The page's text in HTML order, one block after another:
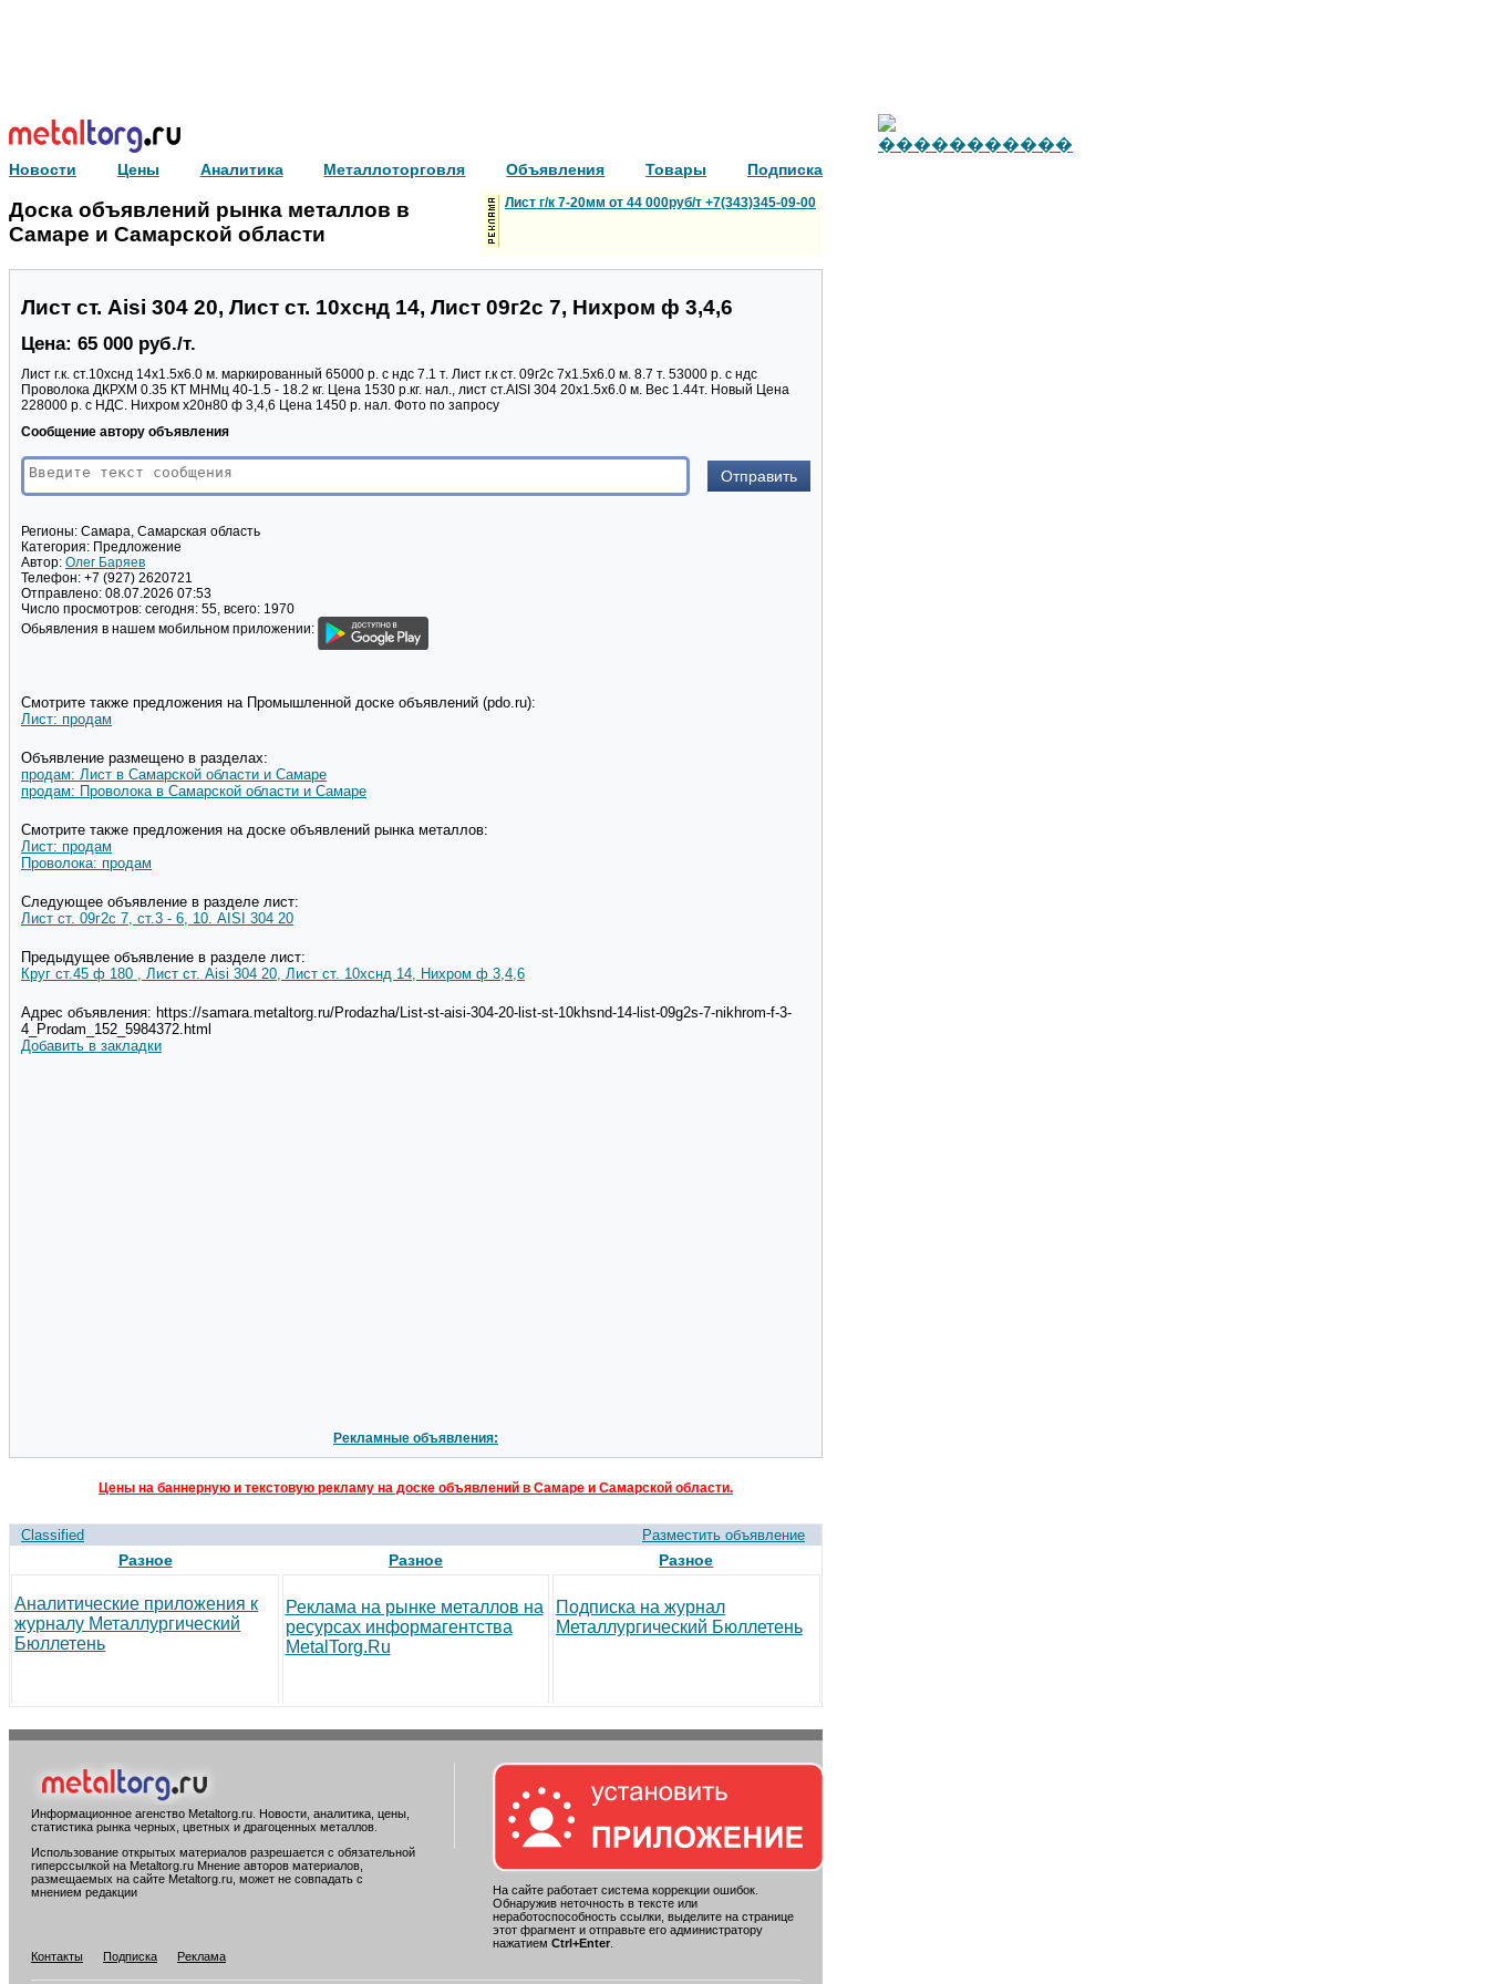
Новости Цены Аналитика Металлоторговля Объявления Товары Подписка
Доска объявлений рынка металлов в
Самаре и Самарской области
Лист г/к 7-20мм от 44 000руб/т +7(343)345-09-00
Лист ст. Aisi 304 20, Лист ст. 10хснд 14, Лист 09г2с 7, Нихром ф 3,4,6
Цена: 65 000 руб./т.
Лист г.к. ст.10хснд 14х1.5х6.0 м. маркированный 65000 р. с ндс 7.1 т. Лист г.к ст. 09г2с 7х1.5х6.0 м. 8.7 т. 53000 р. с ндс
Проволока ДКРХМ 0.35 КТ МНМц 40-1.5 - 18.2 кг. Цена 1530 р.кг. нал., лист ст.AISI 304 20х1.5х6.0 м. Вес 1.44т. Новый Цена
228000 р. с НДС. Нихром х20н80 ф 3,4,6 Цена 1450 р. нал. Фото по запросу
Сообщение автору объявления
Регионы: Самара, Самарская область
Категория: Предложение
Автор: Олег Баряев
Телефон: +7 (927) 2620721
Отправлено: 08.07.2026 07:53
Число просмотров: сегодня: 55, всего: 1970
Обьявления в нашем мобильном приложении:
Смотрите также предложения на Промышленной доске объявлений (pdo.ru):
Лист: продам
Объявление размещено в разделах:
продам: Лист в Самарской области и Самаре
продам: Проволока в Самарской области и Самаре
Смотрите также предложения на доске объявлений рынка металлов:
Лист: продам
Проволока: продам
Следующее объявление в разделе лист:
Лист ст. 09г2с 7, ст.3 - 6, 10. AISI 304 20
Предыдущее объявление в разделе лист:
Круг ст.45 ф 180 , Лист ст. Aisi 304 20, Лист ст. 10хснд 14, Нихром ф 3,4,6
Адрес объявления: https://samara.metaltorg.ru/Prodazha/List-st-aisi-304-20-list-st-10khsnd-14-list-09g2s-7-nikhrom-f-3-
4_Prodam_152_5984372.html
Добавить в закладки
Рекламные объявления:
Цены на баннерную и текстовую рекламу на доске объявлений в Самаре и Самарской области.
Classified Разместить объявление
Разное
Аналитические приложения к
журналу Металлургический
Бюллетень
Разное
Реклама на рынке металлов на
ресурсах информагентства
MetalTorg.Ru
Разное
Подписка на журнал
Металлургический Бюллетень
Информационное агенство Metaltorg.ru. Новости, аналитика, цены,
статистика рынка черных, цветных и драгоценных металлов.
Использование открытых материалов разрешается с обязательной
гиперссылкой на Metaltorg.ru Мнение авторов материалов,
размещаемых на сайте Metaltorg.ru, может не совпадать с
мнением редакции
На сайте работает система коррекции ошибок.
Обнаружив неточность в тексте или
неработоспособность ссылки, выделите на странице
этот фрагмент и отправьте его администратору
нажатием Ctrl+Enter
Контакты
Подписка Реклама